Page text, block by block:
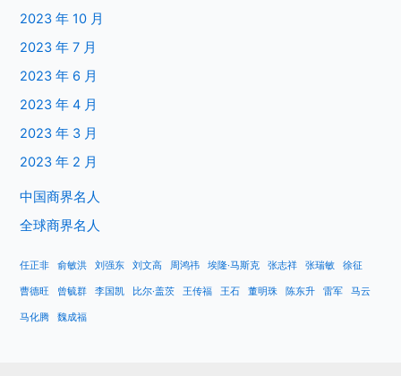
2023 年 10 月
2023 年 7 月
2023 年 6 月
2023 年 4 月
2023 年 3 月
2023 年 2 月
中国商界名人
全球商界名人
任正非 俞敏洪 刘强东 刘文高 周鸿祎 埃隆·马斯克 张志祥 张瑞敏 徐征
曹德旺 曾毓群 李国凯 比尔·盖茨 王传福 王石 董明珠 陈东升 雷军 马云
马化腾 魏成福